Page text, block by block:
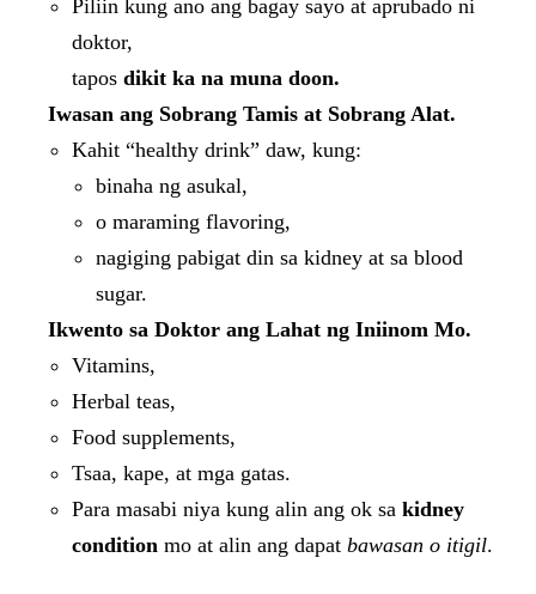
Piliin kung ano ang bagay sayo at aprubado ni
doktor,
tapos dikit ka na muna doon.
Iwasan ang Sobrang Tamis at Sobrang Alat.
Kahit “healthy drink” daw, kung:
binaha ng asukal,
o maraming flavoring,
nagiging pabigat din sa kidney at sa blood
sugar.
Ikwento sa Doktor ang Lahat ng Iniinom Mo.
Vitamins,
Herbal teas,
Food supplements,
Tsaa, kape, at mga gatas.
Para masabi niya kung alin ang ok sa kidney
condition mo at alin ang dapat bawasan o itigil.